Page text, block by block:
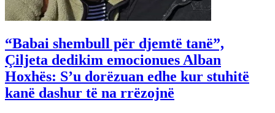
“Babai shembull për djemtë tanë”,
Çiljeta dedikim emocionues Alban
Hoxhës: S’u dorëzuan edhe kur stuhitë
kanë dashur të na rrëzojnë